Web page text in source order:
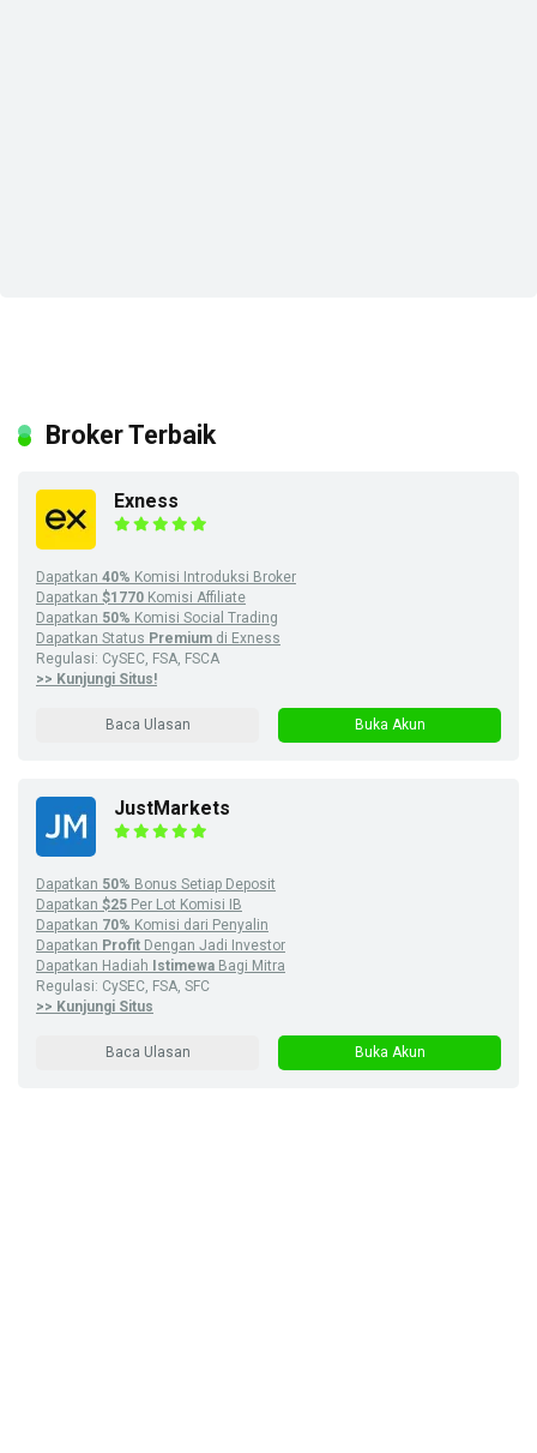
Broker Terbaik
Exness
Dapatkan 40% Komisi Introduksi Broker
Dapatkan $1770 Komisi Affiliate
Dapatkan 50% Komisi Social Trading
Dapatkan Status Premium di Exness
Regulasi: CySEC, FSA, FSCA
>> Kunjungi Situs!
Baca Ulasan Buka Akun
JustMarkets
Dapatkan 50% Bonus Setiap Deposit
Dapatkan $25 Per Lot Komisi IB
Dapatkan 70% Komisi dari Penyalin
Dapatkan Profit Dengan Jadi Investor
Dapatkan Hadiah Istimewa Bagi Mitra
Regulasi: CySEC, FSA, SFC
>> Kunjungi Situs
Baca Ulasan Buka Akun